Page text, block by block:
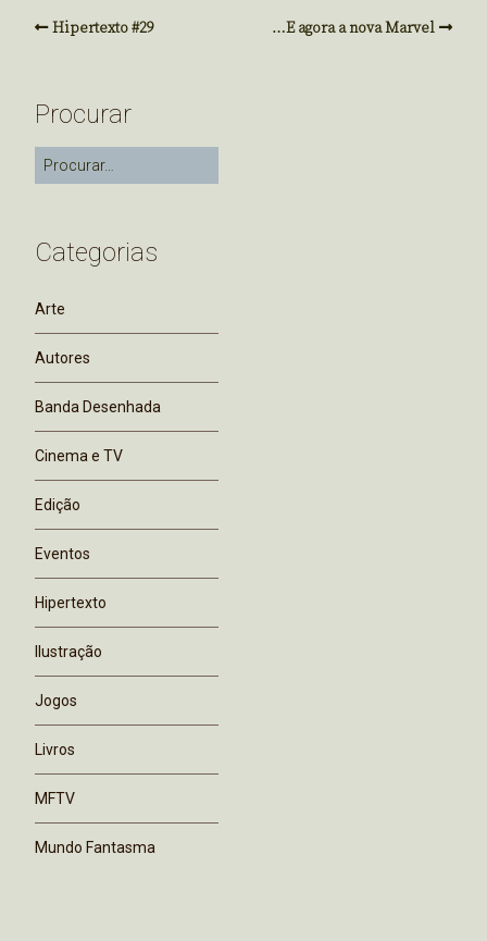
Hipertexto #29 …E agora a nova Marvel
Procurar
Categorias
Arte
Autores
Banda Desenhada
Cinema e TV
Edição
Eventos
Hipertexto
Ilustração
Jogos
Livros
MFTV
Mundo Fantasma